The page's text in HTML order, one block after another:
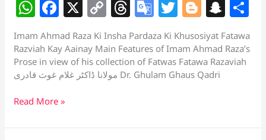
آئینے
W
h
at
s
A
p
p
F
a
c
e
b
o
o
X C
o
p
y
Li
k
T
h
re
a
d
G
o
o
gl
e
a
T
w
itt
er
Bl
o
g
g
er
S
n
a
p
at
Imam Ahmad Raza Ki Insha Pardaza Ki Khusosiyat Fatawa
Razviah Kay Aainay Main Features of Imam Ahmad Raza’s
Prose in view of his collection of Fatwas Fatawa Razaviah
مولانا ڈاکٹر غلام غوث قادری Dr. Ghulam Ghaus Qadri
امام
رضا
Read More »